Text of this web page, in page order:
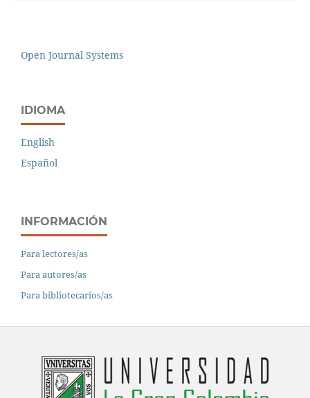
Open Journal Systems
IDIOMA
English
Español
INFORMACIÓN
Para lectores/as
Para autores/as
Para bibliotecarios/as